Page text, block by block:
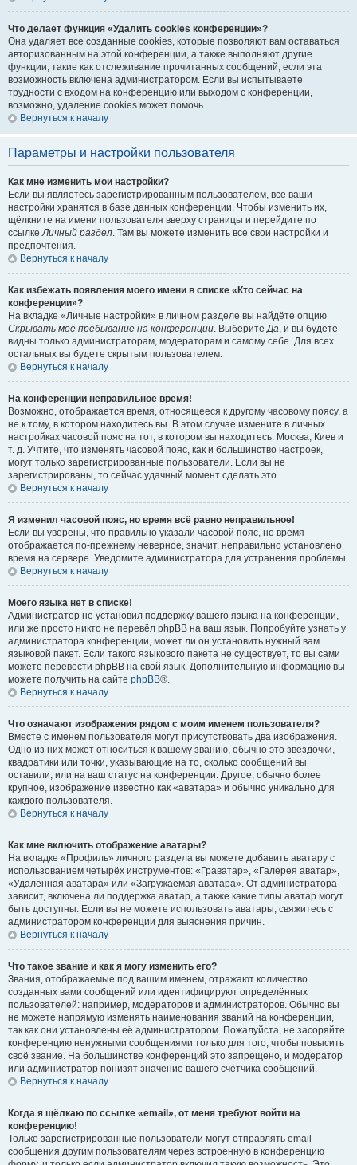
Что делает функция «Удалить cookies конференции»?
Она удаляет все созданные cookies, которые позволяют вам оставаться
авторизованным на этой конференции, а также выполняют другие
функции, такие как отслеживание прочитанных сообщений, если эта
возможность включена администратором. Если вы испытываете
трудности с входом на конференцию или выходом с конференции,
возможно, удаление cookies может помочь.
Вернуться к началу
Параметры и настройки пользователя
Как мне изменить мои настройки?
Если вы являетесь зарегистрированным пользователем, все ваши
настройки хранятся в базе данных конференции. Чтобы изменить их,
щёлкните на имени пользователя вверху страницы и перейдите по
ссылкеЛичный раздел. Там вы можете изменить все свои настройки и
предпочтения.
Вернуться к началу
Как избежать появления моего имени в списке «Кто сейчас на
конференции»?
На вкладке «Личные настройки» в личном разделе вы найдёте опцию
Скрывать моё пребывание на конференции. ВыберитеДа, и вы будете
видны только администраторам, модераторам и самому себе. Для всех
остальных вы будете скрытым пользователем.
Вернуться к началу
На конференции неправильное время!
Возможно, отображается время, относящееся к другому часовому поясу, а
не к тому, в котором находитесь вы. В этом случае измените в личных
настройках часовой пояс на тот, в котором вы находитесь: Москва, Киев и
т. д. Учтите, что изменять часовой пояс, как и большинство настроек,
могут только зарегистрированные пользователи. Если вы не
зарегистрированы, то сейчас удачный момент сделать это.
Вернуться к началу
Я изменил часовой пояс, но время всё равно неправильное!
Если вы уверены, что правильно указали часовой пояс, но время
отображается по-прежнему неверное, значит, неправильно установлено
время на сервере. Уведомите администратора для устранения проблемы.
Вернуться к началу
Моего языка нет в списке!
Администратор не установил поддержку вашего языка на конференции,
или же просто никто не перевёл phpBB на ваш язык. Попробуйте узнать у
администратора конференции, может ли он установить нужный вам
языковой пакет. Если такого языкового пакета не существует, то вы сами
можете перевести phpBB на свой язык. Дополнительную информацию вы
можете получить на сайте phpBB®.
Вернуться к началу
Что означают изображения рядом с моим именем пользователя?
Вместе с именем пользователя могут присутствовать два изображения.
Одно из них может относиться к вашему званию, обычно это звёздочки,
квадратики или точки, указывающие на то, сколько сообщений вы
оставили, или на ваш статус на конференции. Другое, обычно более
крупное, изображение известно как «аватара» и обычно уникально для
каждого пользователя.
Вернуться к началу
Как мне включить отображение аватары?
На вкладке «Профиль» личного раздела вы можете добавить аватару с
использованием четырёх инструментов: «Граватар», «Галерея аватар»,
«Удалённая аватара» или «Загружаемая аватара». От администратора
зависит, включена ли поддержка аватар, а также какие типы аватар могут
быть доступны. Если вы не можете использовать аватары, свяжитесь с
администратором конференции для выяснения причин.
Вернуться к началу
Что такое звание и как я могу изменить его?
Звания, отображаемые под вашим именем, отражают количество
созданных вами сообщений или идентифицируют определённых
пользователей: например, модераторов и администраторов. Обычно вы
не можете напрямую изменять наименования званий на конференции,
так как они установлены её администратором. Пожалуйста, не засоряйте
конференцию ненужными сообщениями только для того, чтобы повысить
своё звание. На большинстве конференций это запрещено, и модератор
или администратор понизят значение вашего счётчика сообщений.
Вернуться к началу
Когда я щёлкаю по ссылке «email», от меня требуют войти на
конференцию!
Только зарегистрированные пользователи могут отправлять email-
сообщения другим пользователям через встроенную в конференцию